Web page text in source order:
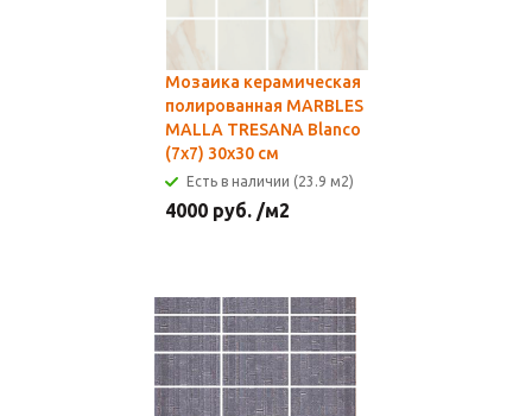
Мозаика керамическая
полированная MARBLES
MALLA TRESANA Blanco
(7х7) 30x30 см
Есть в наличии (23.9 м2)
4000 руб. /м2